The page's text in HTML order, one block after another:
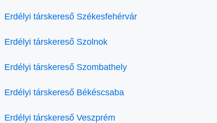
Erdélyi társkereső Székesfehérvár
Erdélyi társkereső Szolnok
Erdélyi társkereső Szombathely
Erdélyi társkereső Békéscsaba
Erdélyi társkereső Veszprém